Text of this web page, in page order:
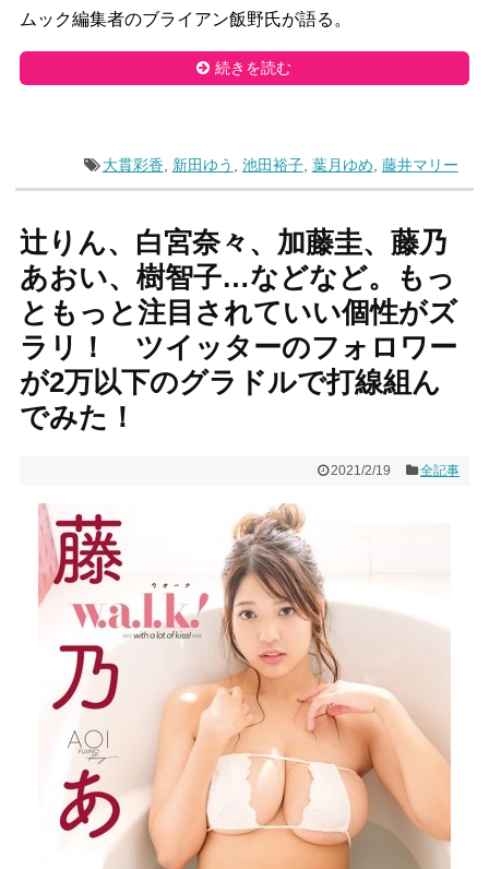
ムック編集者のブライアン飯野氏が語る。
続きを読む
大貫彩香 新田ゆう 池田裕子, 葉月ゆめ 藤井マリー
辻りん、白宮奈々、加藤圭、藤乃
あおい、樹智子…などなど。もっ
ともっと注目されていい個性がズ
ラリ！ ツイッターのフォロワー
が2万以下のグラドルで打線組ん
でみた！
2021/2/19 全記事